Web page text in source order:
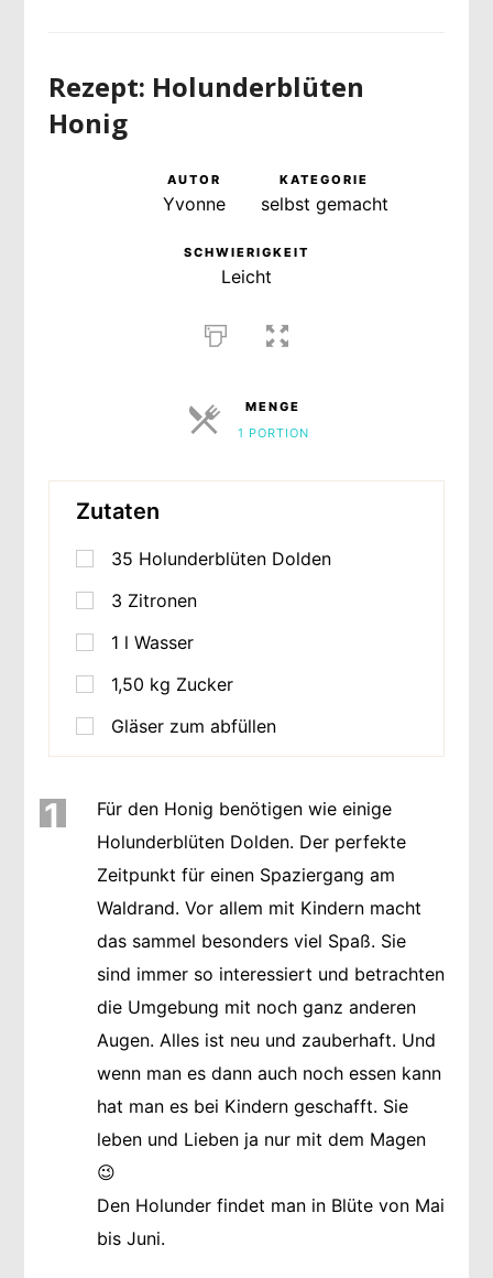
Rezept: Holunderblüten
Honig
AUTOR
Yvonne
KATEGORIE
selbst gemacht
SCHWIERIGKEIT
Leicht
MENGE
1 PORTION
Zutaten
35 Holunderblüten Dolden
3 Zitronen
1 l Wasser
1,50 kg Zucker
Gläser zum abfüllen
1
Für den Honig benötigen wie einige
Holunderblüten Dolden. Der perfekte
Zeitpunkt für einen Spaziergang am
Waldrand. Vor allem mit Kindern macht
das sammel besonders viel Spaß. Sie
sind immer so interessiert und betrachten
die Umgebung mit noch ganz anderen
Augen. Alles ist neu und zauberhaft. Und
wenn man es dann auch noch essen kann
hat man es bei Kindern geschafft. Sie
leben und Lieben ja nur mit dem Magen
😉
Den Holunder findet man in Blüte von Mai
bis Juni.